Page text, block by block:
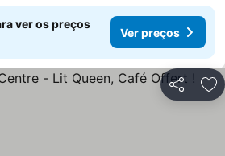
ver os preços
Ver preços
Partilhar